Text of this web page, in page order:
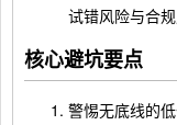
试错风险与合规
核心避坑要点
警惕无底线的